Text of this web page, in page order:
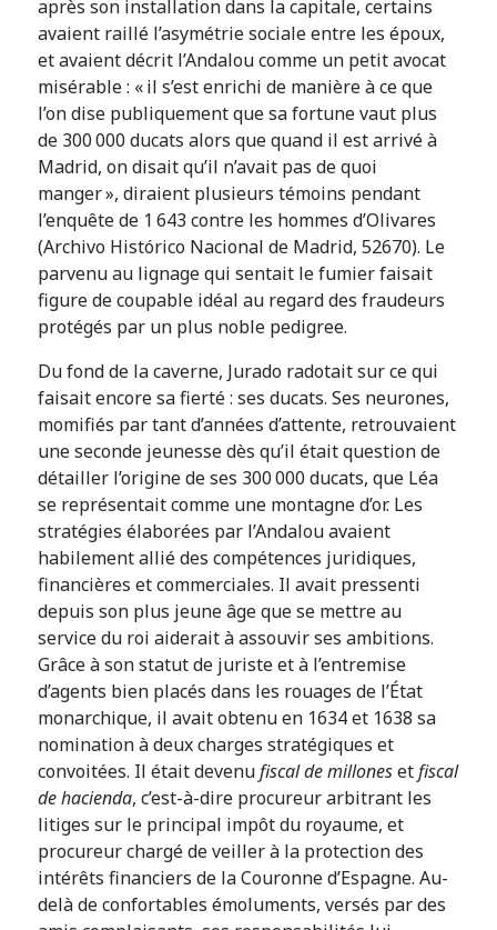
après son installation dans la capitale, certains
avaient raillé l’asymétrie sociale entre les époux,
et avaient décrit l’Andalou comme un petit avocat
misérable : « il s’est enrichi de manière à ce que
l’on dise publiquement que sa fortune vaut plus
de 300 000 ducats alors que quand il est arrivé à
Madrid, on disait qu’il n’avait pas de quoi
manger », diraient plusieurs témoins pendant
l’enquête de 1 643 contre les hommes d’Olivares
(Archivo Histórico Nacional de Madrid, 52670). Le
parvenu au lignage qui sentait le fumier faisait
figure de coupable idéal au regard des fraudeurs
protégés par un plus noble pedigree.
Du fond de la caverne, Jurado radotait sur ce qui
faisait encore sa fierté : ses ducats. Ses neurones,
momifiés par tant d’années d’attente, retrouvaient
une seconde jeunesse dès qu’il était question de
détailler l’origine de ses 300 000 ducats, que Léa
se représentait comme une montagne d’or. Les
stratégies élaborées par l’Andalou avaient
habilement allié des compétences juridiques,
financières et commerciales. Il avait pressenti
depuis son plus jeune âge que se mettre au
service du roi aiderait à assouvir ses ambitions.
Grâce à son statut de juriste et à l’entremise
d’agents bien placés dans les rouages de l’État
monarchique, il avait obtenu en 1634 et 1638 sa
nomination à deux charges stratégiques et
convoitées. Il était devenufiscal de millonesetfiscal
de hacienda, c’est-à-dire procureur arbitrant les
litiges sur le principal impôt du royaume, et
procureur chargé de veiller à la protection des
intérêts financiers de la Couronne d’Espagne. Au-
delà de confortables émoluments, versés par des